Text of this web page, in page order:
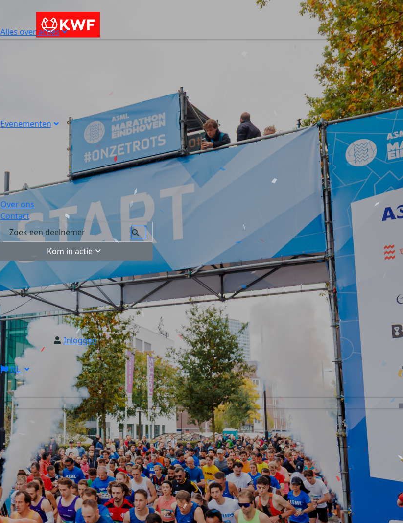
Alles over acties
Evenementen
Over ons
Contact
Kom in actie
Inloggen
NL